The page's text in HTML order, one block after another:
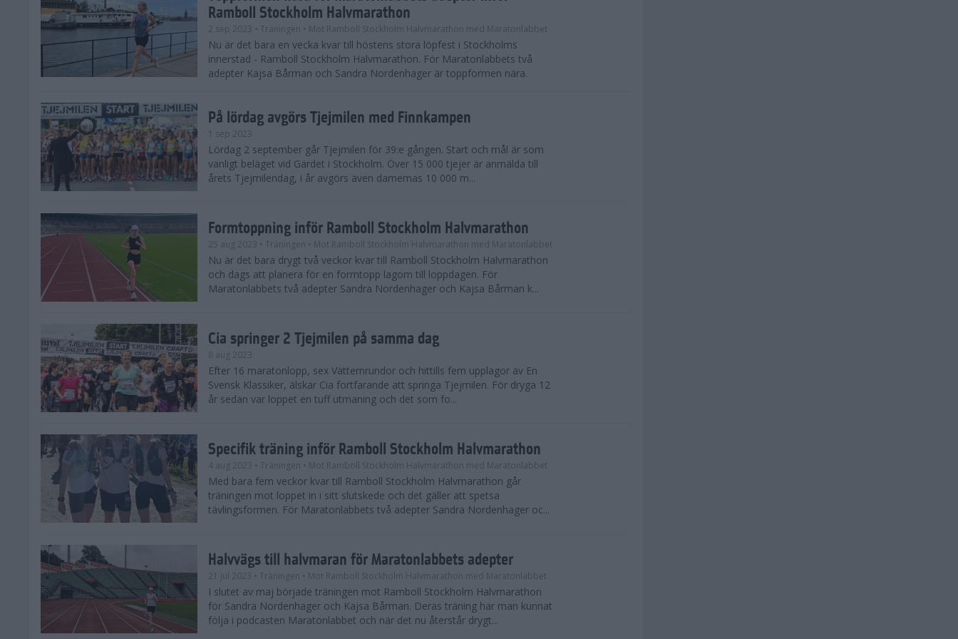
Ramboll Stockholm Halvmarathon
2 sep 2023 • Träningen • Mot Ramboll Stockholm Halvmarathon med Maratonlabbet
Nu är det bara en vecka kvar till höstens stora löpfest i Stockholms
innerstad - Ramboll Stockholm Halvmarathon. För Maratonlabbets två
adepter Kajsa Bårman och Sandra Nordenhager är toppformen nära.
På lördag avgörs Tjejmilen med Finnkampen
1 sep 2023
Lördag 2 september går Tjejmilen för 39:e gången. Start och mål är som
vanligt beläget vid Gärdet i Stockholm. Över 15 000 tjejer är anmälda till
årets Tjejmilendag, i år avgörs även damernas 10 000 m...
Formtoppning inför Ramboll Stockholm Halvmarathon
25 aug 2023 • Träningen • Mot Ramboll Stockholm Halvmarathon med Maratonlabbet
Nu är det bara drygt två veckor kvar till Ramboll Stockholm Halvmarathon
och dags att planera för en formtopp lagom till loppdagen. För
Maratonlabbets två adepter Sandra Nordenhager och Kajsa Bårman k...
Cia springer 2 Tjejmilen på samma dag
8 aug 2023
Efter 16 maratonlopp, sex Vätternrundor och hittills fem upplagor av En
Svensk Klassiker, älskar Cia fortfarande att springa Tjejmilen. För dryga 12
år sedan var loppet en tuff utmaning och det som fo...
Specifik träning inför Ramboll Stockholm Halvmarathon
4 aug 2023 • Träningen • Mot Ramboll Stockholm Halvmarathon med Maratonlabbet
Med bara fem veckor kvar till Ramboll Stockholm Halvmarathon går
träningen mot loppet in i sitt slutskede och det gäller att spetsa
tävlingsformen. För Maratonlabbets två adepter Sandra Nordenhager oc...
Halvvägs till halvmaran för Maratonlabbets adepter
21 jul 2023 • Träningen • Mot Ramboll Stockholm Halvmarathon med Maratonlabbet
I slutet av maj började träningen mot Ramboll Stockholm Halvmarathon
för Sandra Nordenhager och Kajsa Bårman. Deras träning har man kunnat
följa i podcasten Maratonlabbet och när det nu återstår drygt...